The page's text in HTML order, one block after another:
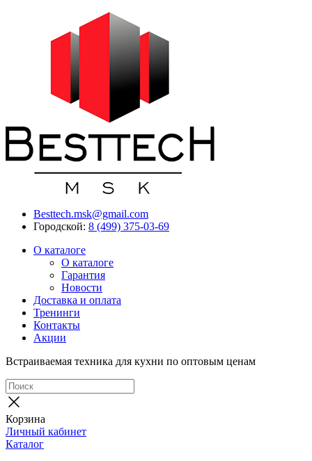
Besttech.msk@gmail.com
Городской: 8 (499) 375-03-69
О каталоге
О каталоге
Гарантия
Новости
Доставка и оплата
Тренинги
Контакты
Акции
Встраиваемая техника для кухни по оптовым ценам
Корзина
Личный кабинет
Каталог